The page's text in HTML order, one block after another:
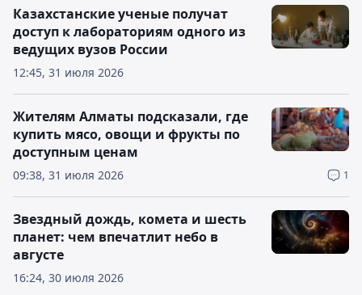
12:45, 31 июля 2026
Казахстанские ученые получат
доступ к лабораториям одного из
ведущих вузов России
09:38, 31 июля 2026 1
Жителям Алматы подсказали, где
купить мясо, овощи и фрукты по
доступным ценам
16:24, 30 июля 2026
Звездный дождь, комета и шесть
планет: чем впечатлит небо в
августе